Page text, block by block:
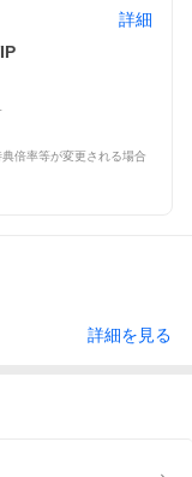
詳細
倍率等が変更される場合
詳細を見る